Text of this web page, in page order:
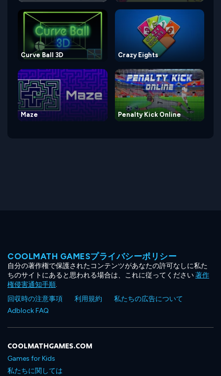
Curve Ball 3D Crazy Eights
Maze Penalty Kick Online
COOLMATH GAMESプライバシーポリシー
自分の著作権で保護されたコンテンツがあなたの許可なしに私た
ちのサイトにあると思われる場合は、これに従ってください著作
権侵害通知手順.
回収時の注意事項
利用規約
私たちの広告について
Adblock FAQ
COOLMATHGAMES.COM
Games for Kids
私たちに関しては